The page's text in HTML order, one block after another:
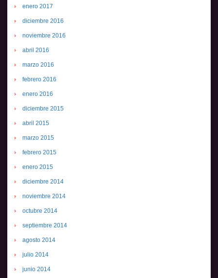
enero 2017
diciembre 2016
noviembre 2016
abril 2016
marzo 2016
febrero 2016
enero 2016
diciembre 2015
abril 2015
marzo 2015
febrero 2015
enero 2015
diciembre 2014
noviembre 2014
octubre 2014
septiembre 2014
agosto 2014
julio 2014
junio 2014